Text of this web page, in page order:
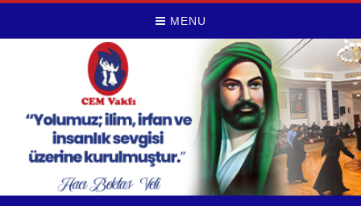
MENU